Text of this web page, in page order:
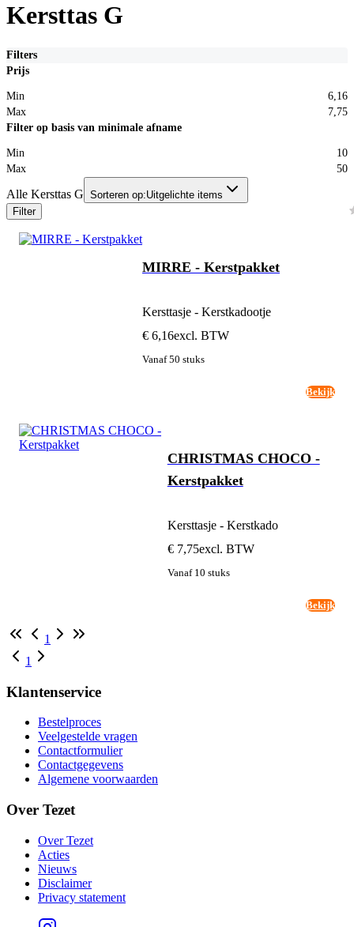
Kersttas G
Filters
Prijs
Min
6,16
Max
7,75
Filter op basis van minimale afname
Min
10
Max
50
Alle Kersttas G Sorteren op:Uitgelichte items
Filter
MIRRE - Kerstpakket
Kersttasje - Kerstkadootje
€ 6,16excl. BTW
Vanaf 50 stuks
Bekijk
CHRISTMAS CHOCO -
Kerstpakket
Kersttasje - Kerstkado
€ 7,75excl. BTW
Vanaf 10 stuks
Bekijk
1
1
Klantenservice
Bestelproces
Veelgestelde vragen
Contactformulier
Contactgegevens
Algemene voorwaarden
Over Tezet
Over Tezet
Acties
Nieuws
Disclaimer
Privacy statement